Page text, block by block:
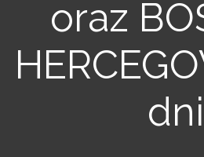
oraz
dni